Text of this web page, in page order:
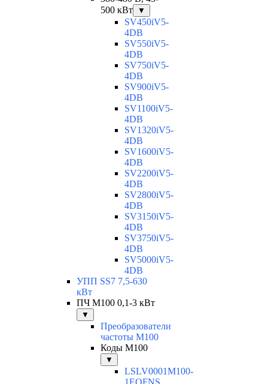
500 кВт
▼
SV450iV5-
4DB
SV550iV5-
4DB
SV750iV5-
4DB
SV900iV5-
4DB
SV1100iV5-
4DB
SV1320iV5-
4DB
SV1600iV5-
4DB
SV2200iV5-
4DB
SV2800iV5-
4DB
SV3150iV5-
4DB
SV3750iV5-
4DB
SV5000iV5-
4DB
УПП SS7 7,5-630
кВт
ПЧ M100 0,1-3 кВт
▼
Преобразователи
частоты M100
Коды M100
▼
LSLV0001M100-